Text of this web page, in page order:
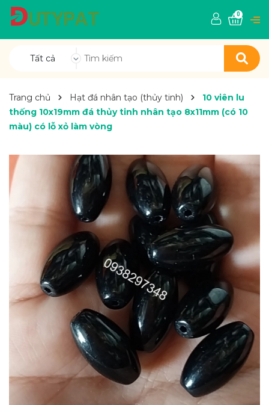
Tất cả
0
Trang chủ Hạt đá nhân tạo (thủy tinh)
10 viên lu
thống 10x19mm đá thủy tinh nhân tạo 8x11mm (có 10
màu) có lỗ xỏ làm vòng